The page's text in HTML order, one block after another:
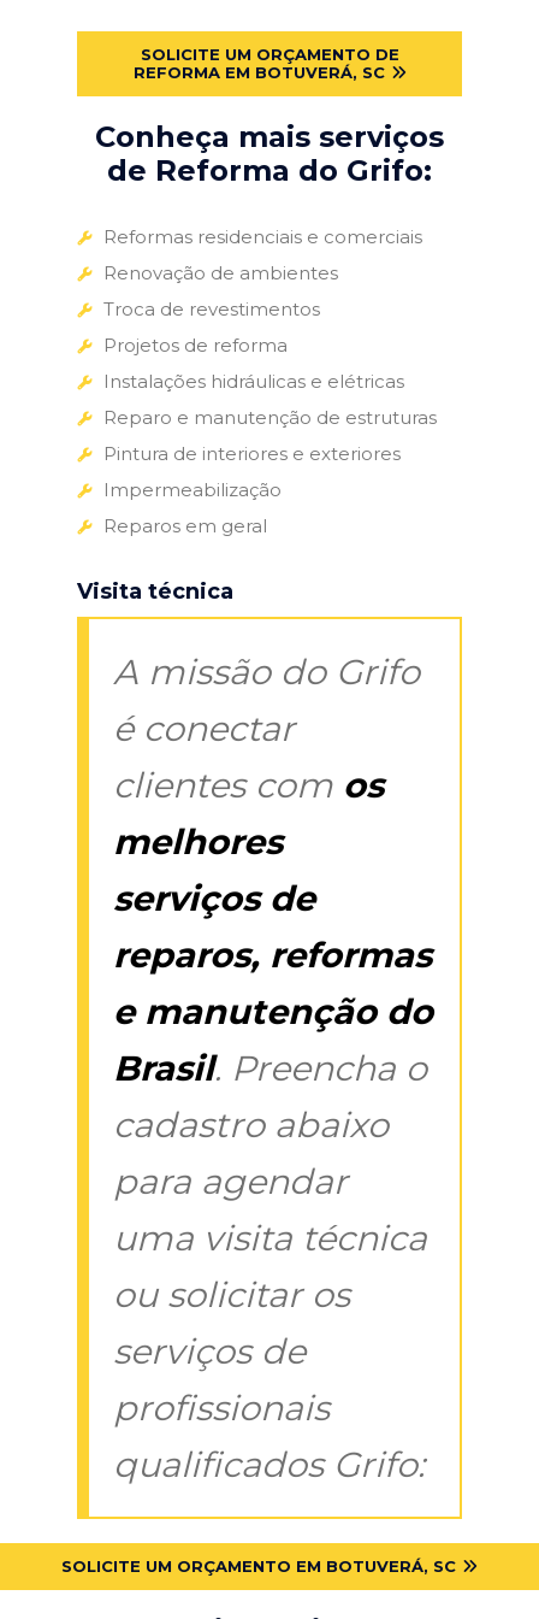
SOLICITE UM ORÇAMENTO DE
REFORMA EM BOTUVERÁ, SC
Conheça mais serviços
de Reforma do Grifo:
Reformas residenciais e comerciais
Renovação de ambientes
Troca de revestimentos
Projetos de reforma
Instalações hidráulicas e elétricas
Reparo e manutenção de estruturas
Pintura de interiores e exteriores
Impermeabilização
Reparos em geral
Visita técnica
A missão do Grifo
é conectar
clientes com os
melhores
serviços de
reparos, reformas
e manutenção do
Brasil. Preencha o
cadastro abaixo
para agendar
uma visita técnica
ou solicitar os
serviços de
profissionais
qualificados Grifo:
SOLICITE UM ORÇAMENTO EM BOTUVERÁ, SC